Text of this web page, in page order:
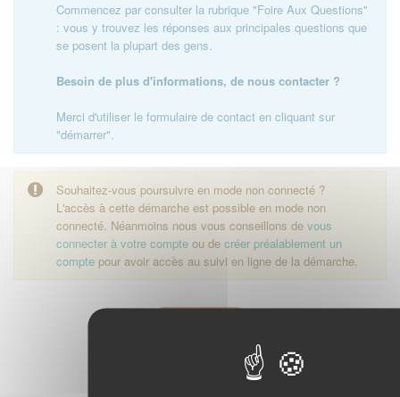
Commencez par consulter la rubrique "Foire Aux Questions"
: vous y trouvez les réponses aux principales questions que
se posent la plupart des gens.
Besoin de plus d'informations, de nous contacter ?
Merci d'utiliser le formulaire de contact en cliquant sur
"démarrer".
Souhaitez-vous poursuivre en mode non connecté ?
L'accès à cette démarche est possible en mode non
connecté. Néanmoins nous vous conseillons de vous
connecter à votre compte ou de créer préalablement un
compte pour avoir accès au suivi en ligne de la démarche.